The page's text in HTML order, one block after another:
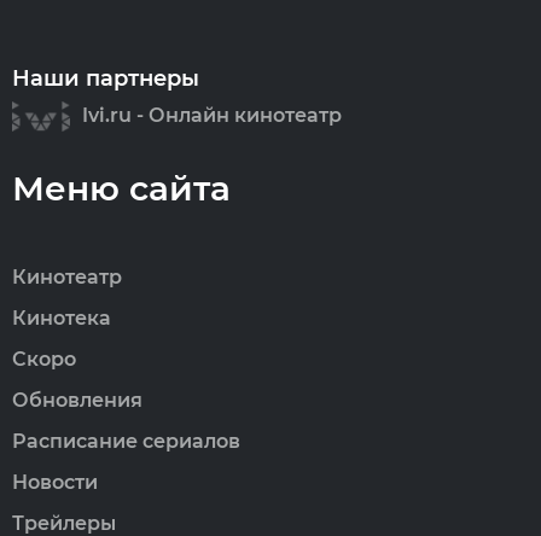
Наши партнеры
Ivi.ru - Онлайн кинотеатр
Меню сайта
Кинотеатр
Кинотека
Скоро
Обновления
Расписание сериалов
Новости
Трейлеры